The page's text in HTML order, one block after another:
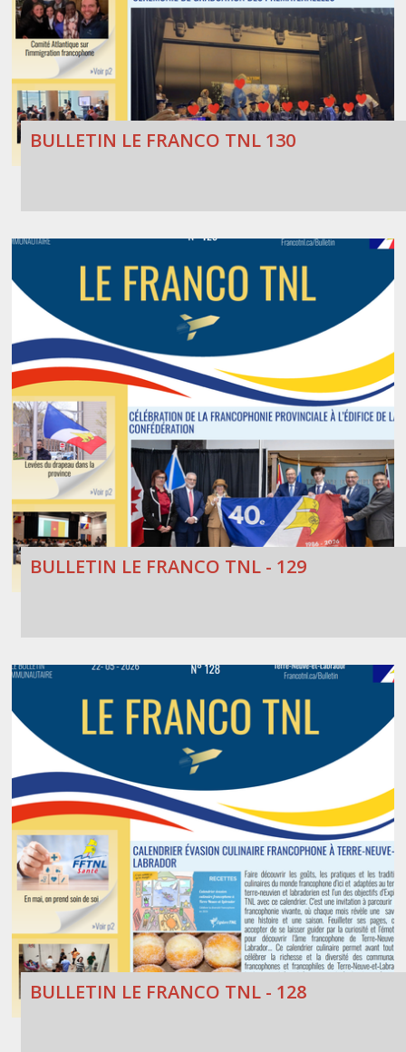
BULLETIN LE FRANCO TNL 130
BULLETIN LE FRANCO TNL - 129
BULLETIN LE FRANCO TNL - 128